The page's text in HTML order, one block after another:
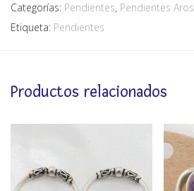
Categorías: Pendientes, Pendientes Aros
Etiqueta: Pendientes
Productos relacionados